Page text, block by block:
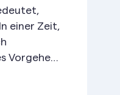
einer Zeit,
Vorgehen